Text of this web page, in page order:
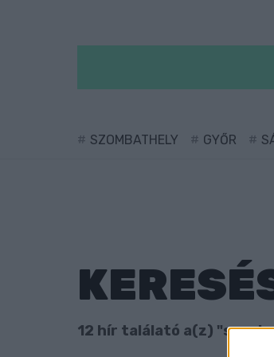
SZOMBATHELY GYŐR
12 hír találató a(z)